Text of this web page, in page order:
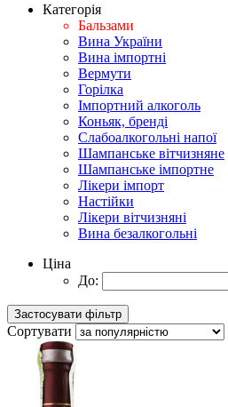
Категорія
Бальзами
Вина України
Вина імпортні
Вермути
Горілка
Імпортний алкоголь
Коньяк, бренді
Слабоалкогольні напої
Шампанське вітчизняне
Шампанське імпортне
Лікери імпорт
Настійки
Лікери вітчизняні
Вина безалкогольні
Ціна
До:
Сортувати